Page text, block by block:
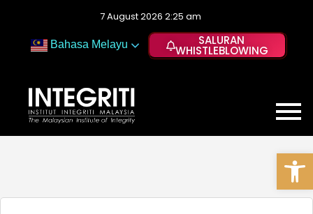
7 August 2026 2:25 am
Bahasa Melayu SALURAN
WHISTLEBLOWING